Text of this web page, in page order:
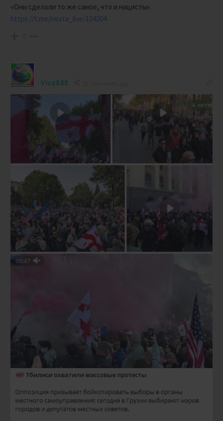
«Они сделали то же самое, что и нацисты».
https://t.me/nexta_live/104204
Viva888